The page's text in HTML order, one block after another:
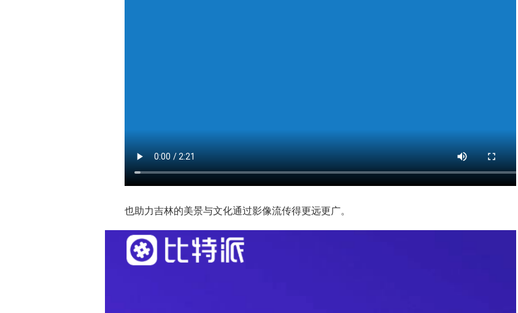
也助力吉林的美景与文化通过影像流传得更远更广。